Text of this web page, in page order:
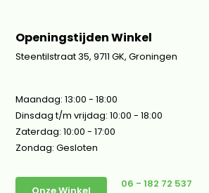
Openingstijden Winkel
Steentilstraat 35, 9711 GK, Groningen
Maandag: 13:00 - 18:00
Dinsdag t/m vrijdag: 10:00 - 18:00
Zaterdag: 10:00 - 17:00
Zondag: Gesloten
06 - 182 72 537